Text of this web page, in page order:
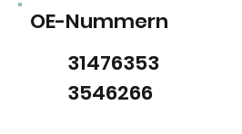
OE-Nummern
31476353
3546266